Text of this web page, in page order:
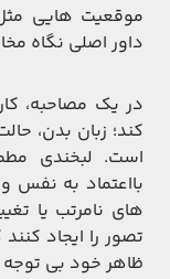
موقعیت‌ هایی
داور اصلی نگاه
در یک مصاحبه،
‌کند؛ زبان بدن،
است. لبخندی
بااعتماد به ‌نفس
‌های نامرتب یا
تصور را ایجاد
ظاهر خود بی